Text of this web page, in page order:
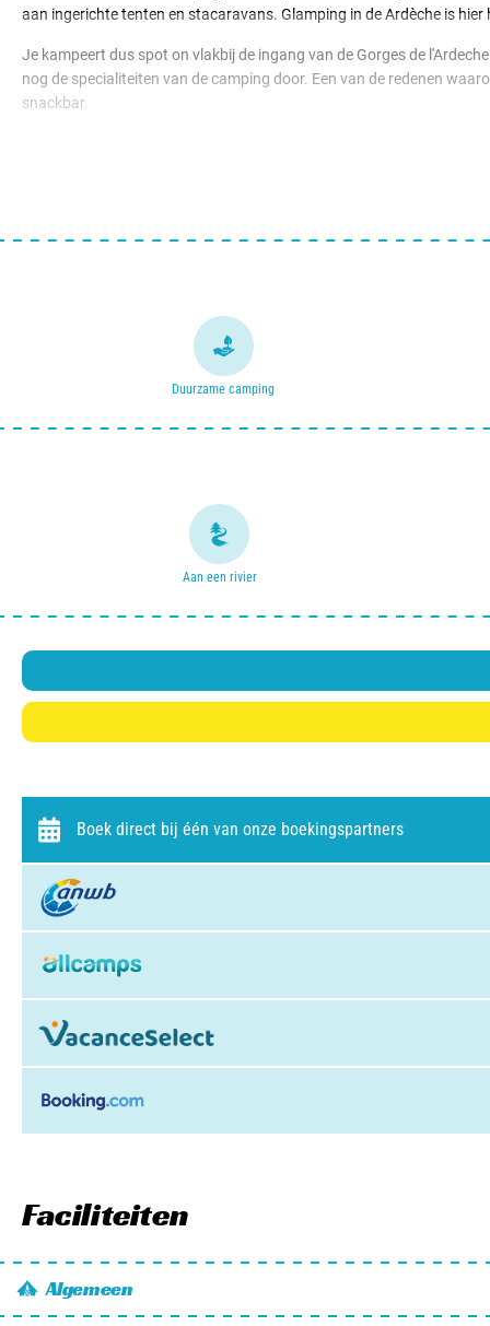
aan ingerichte tenten en stacaravans. Glamping in de Ardèche is hier
Je kampeert dus spot on vlakbij de ingang van de Gorges de
nog de specialiteiten van de camping door. Een van de redenen
snackbar.
Duurzame camping
Aan een rivier
Boek direct bij één van onze boekingspartners
Faciliteiten
Algemeen
Wifi